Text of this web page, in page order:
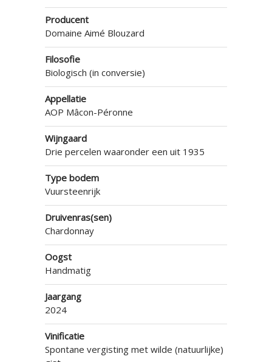
Producent
Domaine Aimé Blouzard
Filosofie
Biologisch (in conversie)
Appellatie
AOP Mâcon-Péronne
Wijngaard
Drie percelen waaronder een uit 1935
Type bodem
Vuursteenrijk
Druivenras(sen)
Chardonnay
Oogst
Handmatig
Jaargang
2024
Vinificatie
Spontane vergisting met wilde (natuurlijke)